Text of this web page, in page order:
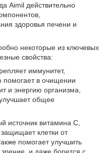
Aimil действительно
здоровья печени и
некоторые из ключевых
свойства:
иммунитет,
помогает в очищении
и энергию организма,
общее
источник витамина C,
клетки от
помогает улучшить
и даже борется с